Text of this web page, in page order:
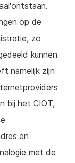
op de
zo
kunnen
namelijk zijn
bij het CIOT,
en
met de